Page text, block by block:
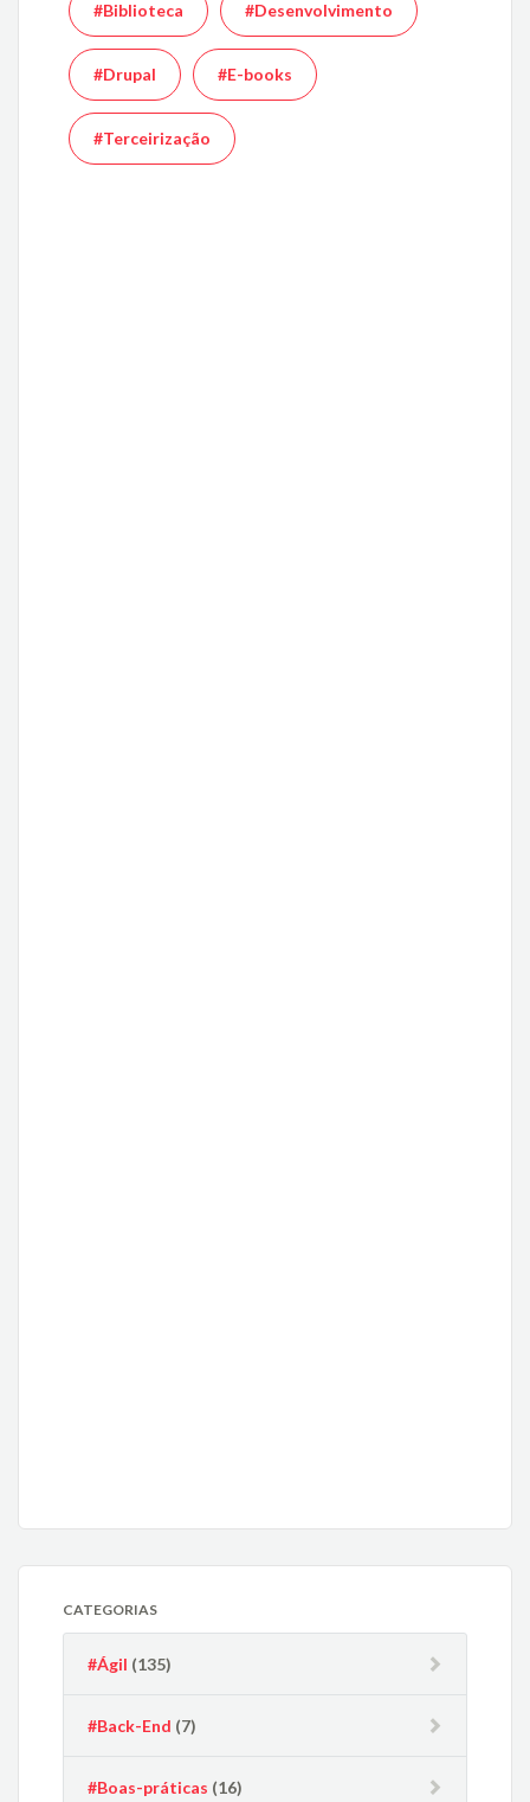
#Biblioteca #Desenvolvimento
#Drupal #E-books
#Terceirização
CATEGORIAS
#Ágil (135)
#Back-End (7)
#Boas-práticas (16)